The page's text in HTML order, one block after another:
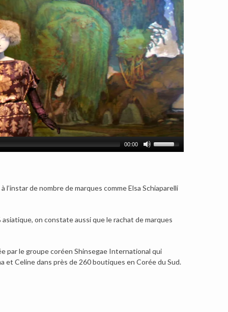
00:00
de nombre de marques comme Elsa Schiaparelli
on constate aussi que le rachat de marques
par le groupe coréen Shinsegae International qui
et Celine dans près de 260 boutiques en Corée du Sud.